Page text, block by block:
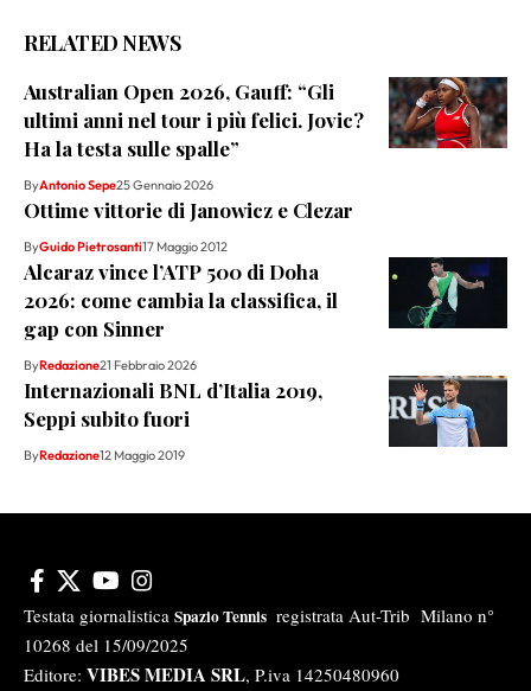
RELATED NEWS
Australian Open 2026, Gauff: “Gli
ultimi anni nel tour i più felici. Jovic?
Ha la testa sulle spalle”
ByAntonio Sepe25 Gennaio 2026
Ottime vittorie di Janowicz e Clezar
ByGuido Pietrosanti17 Maggio 2012
Alcaraz vince l’ATP 500 di Doha
2026: come cambia la classifica, il
gap con Sinner
ByRedazione21 Febbraio 2026
Internazionali BNL d’Italia 2019,
Seppi subito fuori
ByRedazione12 Maggio 2019
Testata giornalistica Spazio Tennis registrata Aut-Trib Milano n°
10268 del 15/09/2025
Editore: VIBES MEDIA SRL, P.iva 14250480960